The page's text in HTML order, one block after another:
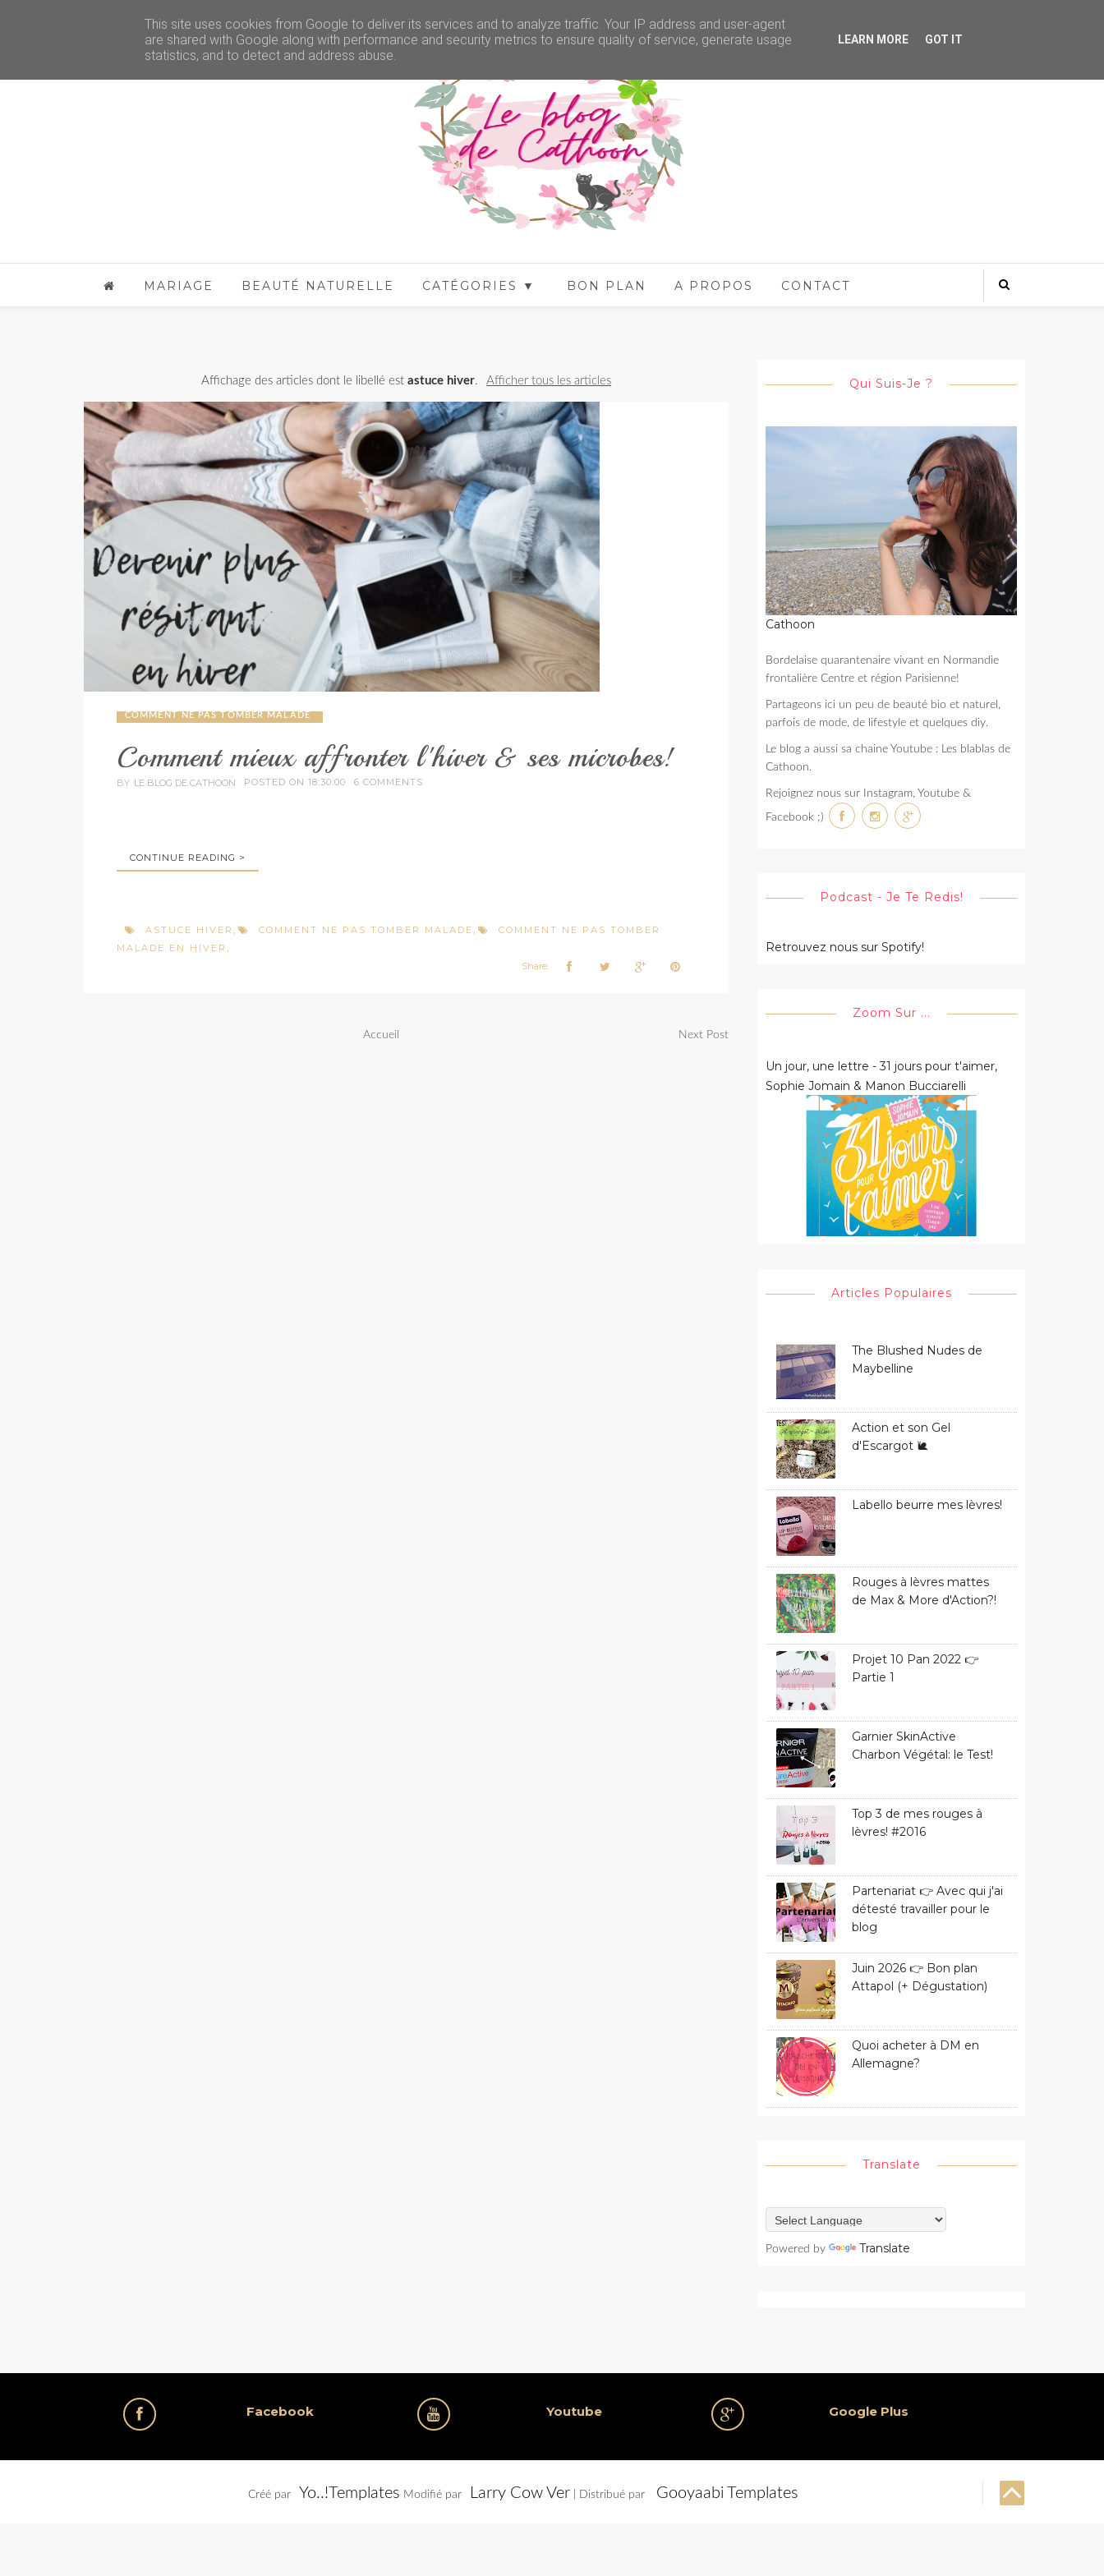
MARIAGE BEAUTÉ NATURELLE CATÉGORIES ▼ BON PLAN A PROPOS CONTACT
Affichage des articles dont le libellé est astuce hiver. Afficher tous les articles
COMMENT NE PAS TOMBER MALADE
Comment mieux affronter l'hiver & ses microbes!
BY LE BLOG DE CATHOON POSTED ON 18:30:00 6 COMMENTS
CONTINUE READING >
ASTUCE HIVER , COMMENT NE PAS TOMBER MALADE,
COMMENT NE PAS TOMBER
MALADE EN HIVER ,
Share:
Accueil Next Post
Qui Suis-Je ?
Cathoon
Bordelaise quarantenaire vivant en Normandie
frontalière Centre et région Parisienne!
Partageons ici un peu de beauté bio et naturel,
parfois de mode, de lifestyle et quelques diy.
Le blog a aussi sa chaine Youtube : Les blablas de
Cathoon.
Rejoignez nous sur Instagram, Youtube &
Facebook ;)
Podcast - Je Te Redis!
Retrouvez nous sur Spotify!
Zoom Sur ...
Un jour, une lettre - 31 jours pour t'aimer,
Sophie Jomain & Manon Bucciarelli
Articles Populaires
The Blushed Nudes de
Maybelline
Action et son Gel
d'Escargot 🐌
Labello beurre mes lèvres!
Rouges à lèvres mattes
de Max & More d'Action?!
Projet 10 Pan 2022 👉
Partie 1
Garnier SkinActive
Charbon Végétal: le Test!
Top 3 de mes rouges à
lèvres! #2016
Partenariat 👉 Avec qui j'ai
détesté travailler pour le
blog
Juin 2026 👉 Bon plan
Attapol (+ Dégustation)
Quoi acheter à DM en
Allemagne?
Translate
Powered by Translate
Facebook Youtube Google Plus
Créé par Yo..!Templates Modifié par Larry Cow Ver| Distribué par Gooyaabi Templates
This site uses cookies from Google to deliver its services and to analyze traffic. Your IP address and user-agent
are shared with Google along with performance and security metrics to ensure quality of service, generate usage
statistics, and to detect and address abuse.
LEARN MORE GOT IT